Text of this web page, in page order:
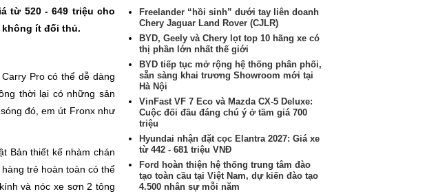
từ 520 - 649 triệu cho
không ít đối thủ.
Pro có thể dễ dàng
thời lại có những sản
đó, em út Fronx như
Bản thiết kế nhàm chán
trẻ hoàn toàn có thể
và nóc xe sơn 2 tông
Freelander “hồi sinh” dưới tay liên doanh
Chery Jaguar Land Rover (CJLR)
BYD, Geely và Chery lọt top 10 hãng xe có
thị phần lớn nhất thế giới
BYD tiếp tục mở rộng hệ thống phân phối,
sẵn sàng khai trương Showroom mới tại
Hà Nội
VinFast VF 7 Eco và Mazda CX-5 Deluxe:
Cuộc đối đầu đáng chú ý ở tầm giá 700
triệu
Hyundai nhận đặt cọc Elantra 2027: Giá xe
từ 442 - 681 triệu VNĐ
Ford hoàn thiện hệ thống trung tâm đào
tạo toàn cầu tại Việt Nam, dự kiến đào tạo
4.500 nhân sự mỗi năm